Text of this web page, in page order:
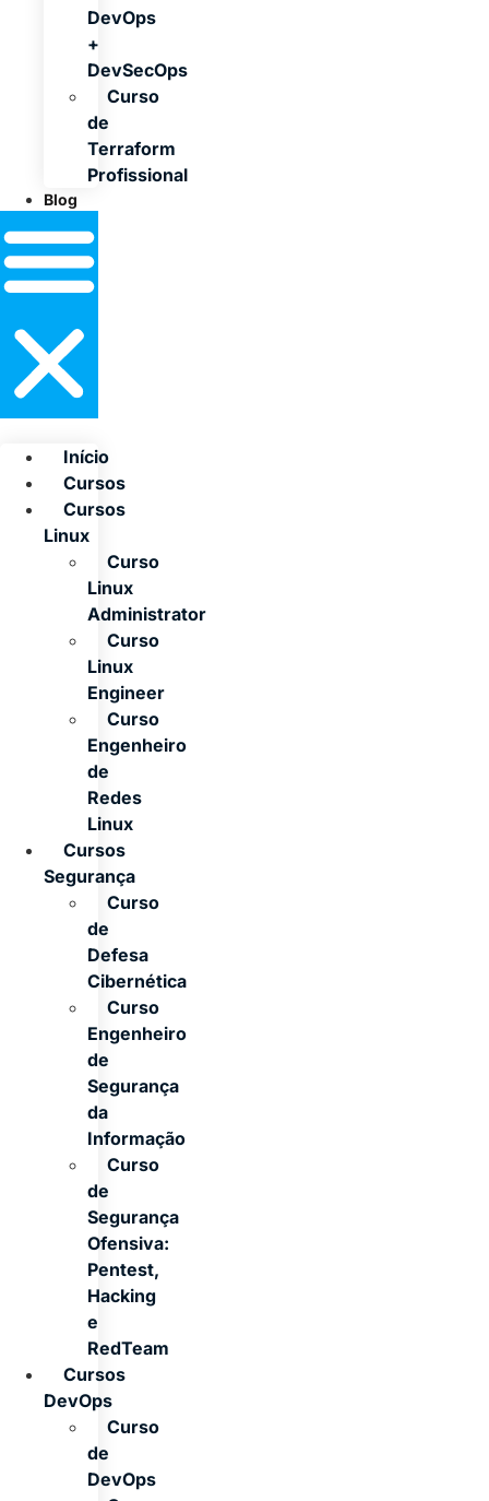
DevOps
+
DevSecOps
Curso
de
Terraform
Profissional
Blog
Início
Cursos
Cursos
Linux
Curso
Linux
Administrator
Curso
Linux
Engineer
Curso
Engenheiro
de
Redes
Linux
Cursos
Segurança
Curso
de
Defesa
Cibernética
Curso
Engenheiro
de
Segurança
da
Informação
Curso
de
Segurança
Ofensiva:
Pentest,
Hacking
e
RedTeam
Cursos
DevOps
Curso
de
DevOps